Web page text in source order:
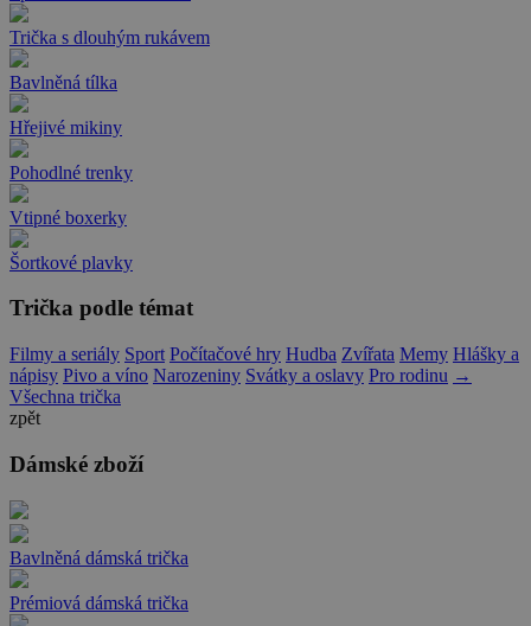
Trička s dlouhým rukávem
Bavlněná tílka
Hřejivé mikiny
Pohodlné trenky
Vtipné boxerky
Šortkové plavky
Trička podle témat
Filmy a seriály Sport Počítačové hry Hudba Zvířata Memy Hlášky a
nápisy Pivo a víno Narozeniny Svátky a oslavy Pro rodinu →
Všechna trička
zpět
Dámské zboží
Bavlněná dámská trička
Prémiová dámská trička